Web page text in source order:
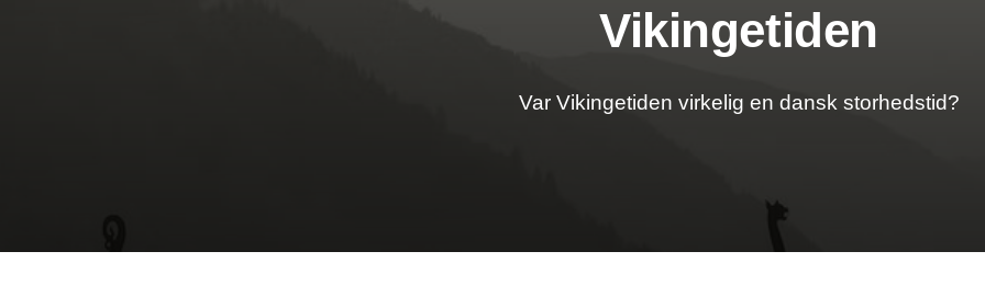
Vikingetiden
Var Vikingetiden virkelig en dansk storhedstid?